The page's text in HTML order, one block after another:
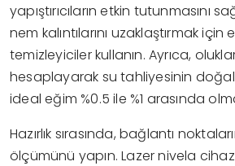
yapıştırıcıların etkin tutunmasını
nem kalıntılarını uzaklaştırmak için
temizleyiciler kullanın. Ayrıca,
hesaplayarak su tahliyesinin doğal
ideal eğim %0.5 ile %1 arasında
Hazırlık sırasında, bağlantı
ölçümünü yapın. Lazer nivela